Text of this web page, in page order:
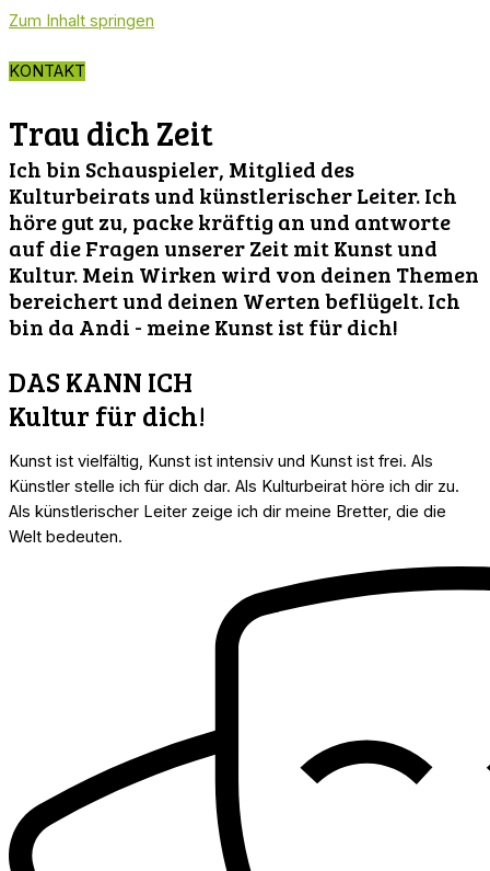
Zum Inhalt springen
KONTAKT
Trau dich Zeit
Ich bin Schauspieler, Mitglied des
Kulturbeirats und künstlerischer Leiter. Ich
höre gut zu, packe kräftig an und antworte
auf die Fragen unserer Zeit mit Kunst und
Kultur. Mein Wirken wird von deinen Themen
bereichert und deinen Werten beflügelt. Ich
bin da Andi - meine Kunst ist für dich!
DAS KANN ICH
Kultur für dich!
Kunst ist vielfältig, Kunst ist intensiv und Kunst ist frei. Als
Künstler stelle ich für dich dar. Als Kulturbeirat höre ich dir zu.
Als künstlerischer Leiter zeige ich dir meine Bretter, die die
Welt bedeuten.